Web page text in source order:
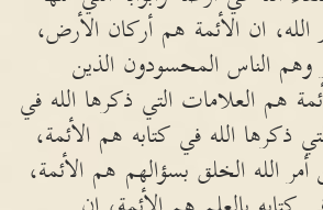
الله، ان الأئمة هم أركان الأرض،
وهم الناس المحسودون الذين
هم العلامات التي ذكرها الله في
ذكرها الله في كتابه هم الأئمة،
الله الخلق بسؤالهم هم الأئمة،